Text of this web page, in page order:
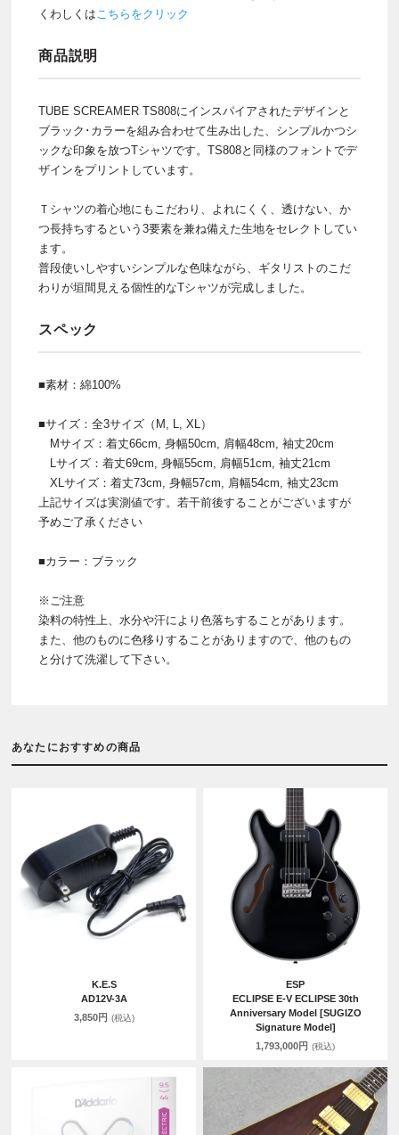
くわしくはこちらをクリック
商品説明
TUBE SCREAMER TS808にインスパイアされたデザインと
ブラック･カラーを組み合わせて生み出した、シンプルかつシ
ックな印象を放つTシャツです。TS808と同様のフォントでデ
ザインをプリントしています。
Ｔシャツの着心地にもこだわり、よれにくく、透けない、か
つ長持ちするという3要素を兼ね備えた生地をセレクトしてい
ます。
普段使いしやすいシンプルな色味ながら、ギタリストのこだ
わりが垣間見える個性的なTシャツが完成しました。
スペック
■素材：綿100%
■サイズ：全3サイズ（M, L, XL）
Mサイズ：着丈66cm, 身幅50cm, 肩幅48cm, 袖丈20cm
Lサイズ：着丈69cm, 身幅55cm, 肩幅51cm, 袖丈21cm
XLサイズ：着丈73cm, 身幅57cm, 肩幅54cm, 袖丈23cm
上記サイズは実測値です。若干前後することがございますが
予めご了承ください
■カラー：ブラック
※ご注意
染料の特性上、水分や汗により色落ちすることがあります。
また、他のものに色移りすることがありますので、他のもの
と分けて洗濯して下さい。
あなたにおすすめの商品
K.E.S
AD12V-3A
3,850円 (税込)
ESP
ECLIPSE E-V ECLIPSE 30th
Anniversary Model [SUGIZO
Signature Model]
1,793,000円 (税込)